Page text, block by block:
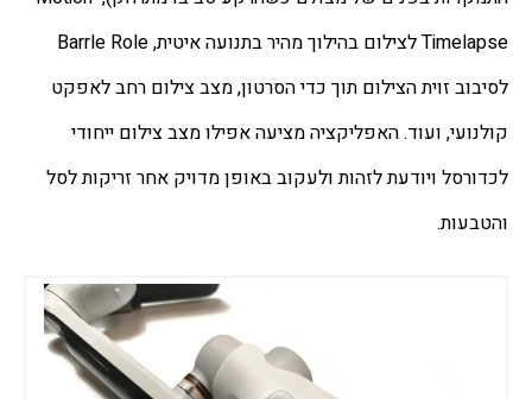
והטבעות.